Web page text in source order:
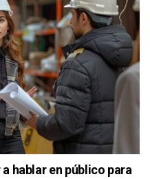
hablar en público para